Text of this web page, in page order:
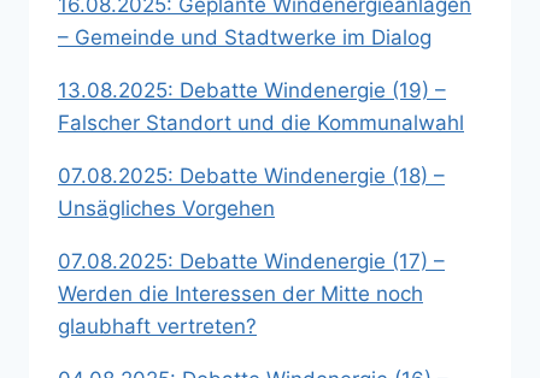
16.08.2025: Geplante Windenergieanlagen
– Gemeinde und Stadtwerke im Dialog
13.08.2025: Debatte Windenergie (19) –
Falscher Standort und die Kommunalwahl
07.08.2025: Debatte Windenergie (18) –
Unsägliches Vorgehen
07.08.2025: Debatte Windenergie (17) –
Werden die Interessen der Mitte noch
glaubhaft vertreten?